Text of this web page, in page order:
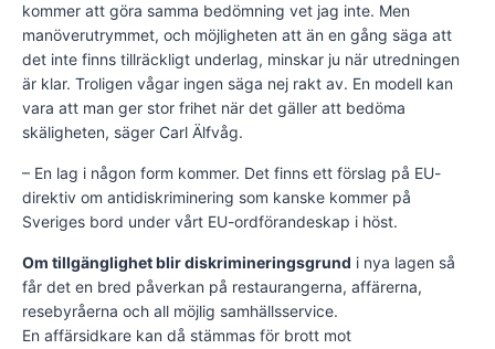
kommer att göra samma bedömning vet jag inte. Men
manöverutrymmet, och möjligheten att än en gång säga att
det inte finns tillräckligt underlag, minskar ju när utredningen
är klar. Troligen vågar ingen säga nej rakt av. En modell kan
vara att man ger stor frihet när det gäller att bedöma
skäligheten, säger Carl Älfvåg.
– En lag i någon form kommer. Det finns ett förslag på EU-
direktiv om antidiskriminering som kanske kommer på
Sveriges bord under vårt EU-ordförandeskap i höst.
Om tillgänglighet blir diskrimineringsgrund i nya lagen så
får det en bred påverkan på restaurangerna, affärerna,
resebyråerna och all möjlig samhällsservice.
En affärsidkare kan då stämmas för brott mot